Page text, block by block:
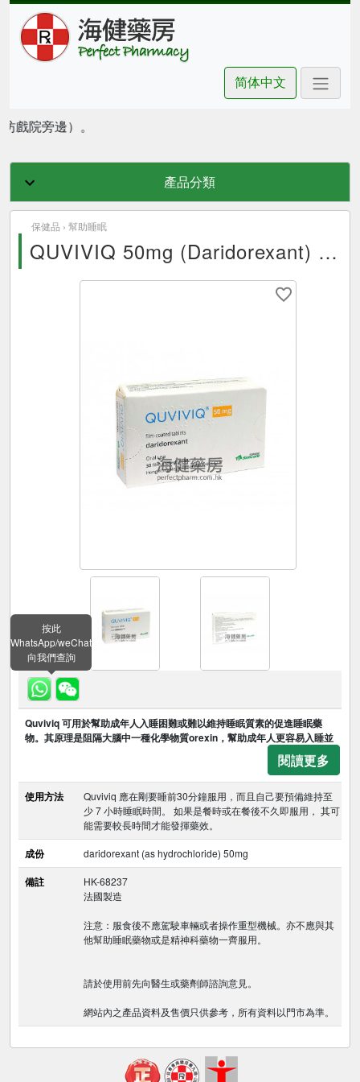
简体中文
戲院旁邊）。
產品分類
保健品 › 幫助睡眠
QUVIVIQ 50mg (Daridorexant) 30Tablets 達利雷生
按此
WhatsApp/weChat
向我們查詢
Quviviq 可用於幫助成年人入睡困難或難以維持睡眠質素的促進睡眠藥
物。其原理是阻隔大腦中一種化學物質orexin，幫助成年人更容易入睡並
閱讀更多
使用方法
Quviviq 應在剛要睡前30分鐘服用，而且自己要預備維持至
少 7 小時睡眠時間。 如果是餐時或在餐後不久即服用， 其可
能需要較長時間才能發揮藥效。
成份 daridorexant (as hydrochloride) 50mg
備註
HK-68237
法國製造
注意：服食後不應駕駛車輛或者操作重型機械。亦不應與其
他幫助睡眠藥物或是精神科藥物一齊服用。
請於使用前先向醫生或藥劑師諮詢意見。
網站內之產品資料及售價只供參考，所有資料以門市為準。